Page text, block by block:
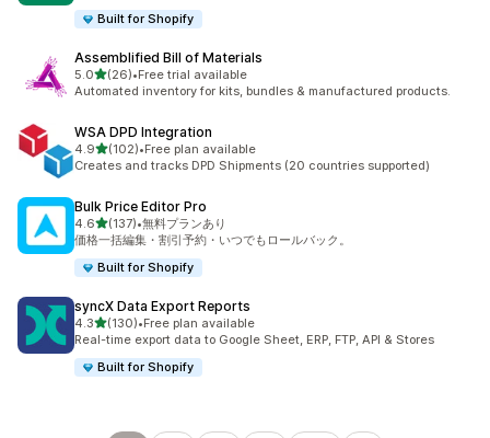
Built for Shopify
Assemblified Bill of Materials
5.05つ星中
(26)
合計レビュー数：26件
•Free trial available
Automated inventory for kits, bundles & manufactured products.
WSA DPD Integration
4.95つ星中
(102)
合計レビュー数：102件
•Free plan available
Creates and tracks DPD Shipments (20 countries supported)
Bulk Price Editor Pro
4.65つ星中
(137)
合計レビュー数：137件
•無料プランあり
価格一括編集・割引予約・いつでもロールバック。
Built for Shopify
syncX Data Export Reports
4.35つ星中
(130)
合計レビュー数：130件
•Free plan available
Real-time export data to Google Sheet, ERP, FTP, API & Stores
Built for Shopify